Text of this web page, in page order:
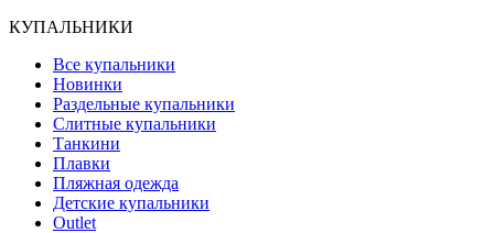
КУПАЛЬНИКИ
Все купальники
Новинки
Раздельные купальники
Слитные купальники
Танкини
Плавки
Пляжная одежда
Детские купальники
Outlet